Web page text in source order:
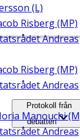
(L)
Risberg (MP)
Andreas
Risberg (MP)
Andreas
Manouchi
Andreas
Protokoll från
debatten